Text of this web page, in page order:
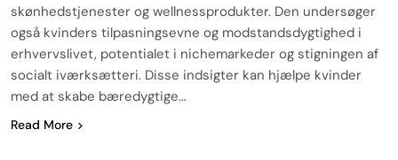
skønhedstjenester og wellnessprodukter. Den undersøger
også kvinders tilpasningsevne og modstandsdygtighed i
erhvervslivet, potentialet i nichemarkeder og stigningen af
socialt iværksætteri. Disse indsigter kan hjælpe kvinder
med at skabe bæredygtige…
Read More